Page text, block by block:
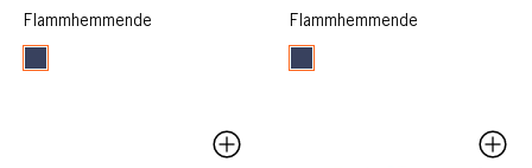
Flammhemmende
Flammhemmende